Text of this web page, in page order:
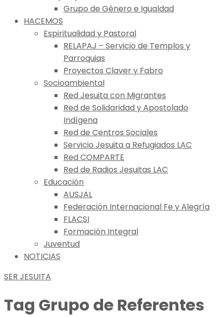
Grupo de Género e Igualdad
HACEMOS
Espiritualidad y Pastoral
RELAPAJ – Servicio de Templos y
Parroquias
Proyectos Claver y Fabro
Socioambiental
Red Jesuita con Migrantes
Red de Solidaridad y Apostolado
Indígena
Red de Centros Sociales
Servicio Jesuita a Refugiados LAC
Red COMPARTE
Red de Radios Jesuitas LAC
Educación
AUSJAL
Federación Internacional Fe y Alegría
FLACSI
Formación Integral
Juventud
NOTICIAS
SER JESUITA
Tag Grupo de Referentes